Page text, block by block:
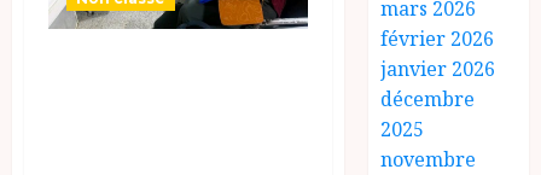
mars 2026
février 2026
janvier 2026
décembre
2025
novembre